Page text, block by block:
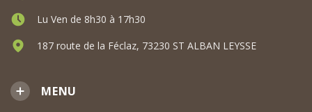
MENU
Lu Ven de 8h30 à 17h30
187 route de la Féclaz, 73230 ST ALBAN LEYSSE